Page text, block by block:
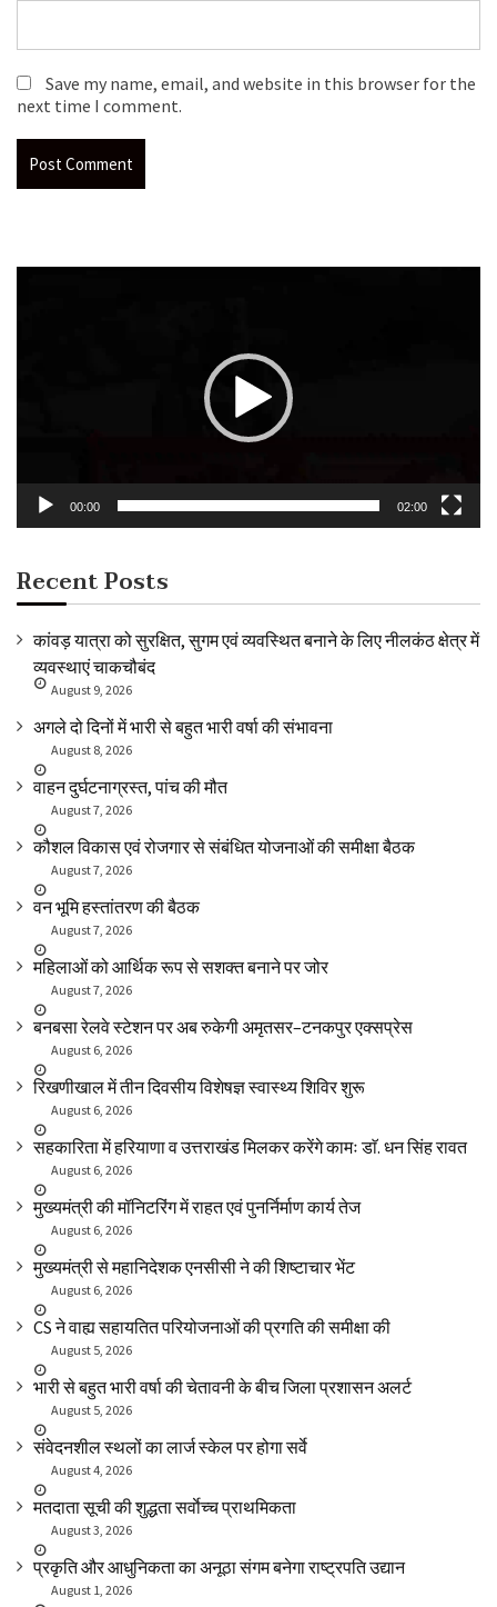
Save my name, email, and website in this browser for the
next time I comment.
00:00 02:00
Recent Posts
कांवड़ यात्रा को सुरक्षित, सुगम एवं व्यवस्थित बनाने के लिए नीलकंठ क्षेत्र में
व्यवस्थाएं चाकचौबंद
August 9, 2026
अगले दो दिनों में भारी से बहुत भारी वर्षा की संभावना
August 8, 2026
वाहन दुर्घटनाग्रस्त, पांच की मौत
August 7, 2026
कौशल विकास एवं रोजगार से संबंधित योजनाओं की समीक्षा बैठक
August 7, 2026
वन भूमि हस्तांतरण की बैठक
August 7, 2026
महिलाओं को आर्थिक रूप से सशक्त बनाने पर जोर
August 7, 2026
बनबसा रेलवे स्टेशन पर अब रुकेगी अमृतसर–टनकपुर एक्सप्रेस
August 6, 2026
रिखणीखाल में तीन दिवसीय विशेषज्ञ स्वास्थ्य शिविर शुरू
August 6, 2026
सहकारिता में हरियाणा व उत्तराखंड मिलकर करेंगे कामः डाॅ. धन सिंह रावत
August 6, 2026
मुख्यमंत्री की मॉनिटरिंग में राहत एवं पुनर्निर्माण कार्य तेज
August 6, 2026
मुख्यमंत्री से महानिदेशक एनसीसी ने की शिष्टाचार भेंट
August 6, 2026
CS ने वाह्य सहायतित परियोजनाओं की प्रगति की समीक्षा की
August 5, 2026
भारी से बहुत भारी वर्षा की चेतावनी के बीच जिला प्रशासन अलर्ट
August 5, 2026
संवेदनशील स्थलों का लार्ज स्केल पर होगा सर्वे
August 4, 2026
मतदाता सूची की शुद्धता सर्वाेच्च प्राथमिकता
August 3, 2026
प्रकृति और आधुनिकता का अनूठा संगम बनेगा राष्ट्रपति उद्यान
August 1, 2026